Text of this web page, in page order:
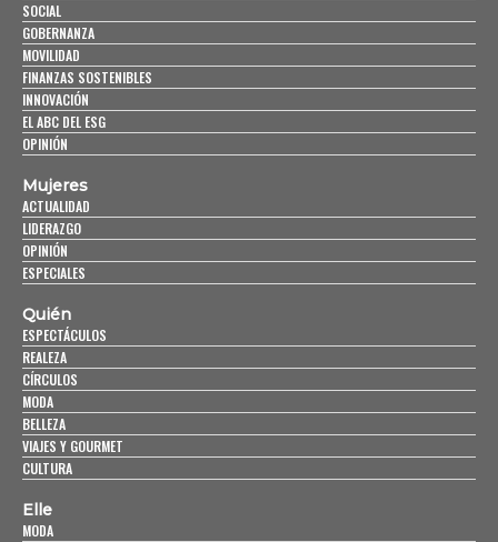
SOCIAL
GOBERNANZA
MOVILIDAD
FINANZAS SOSTENIBLES
INNOVACIÓN
EL ABC DEL ESG
OPINIÓN
Mujeres
ACTUALIDAD
LIDERAZGO
OPINIÓN
ESPECIALES
Quién
ESPECTÁCULOS
REALEZA
CÍRCULOS
MODA
BELLEZA
VIAJES Y GOURMET
CULTURA
Elle
MODA